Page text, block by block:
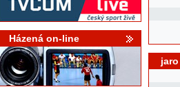
Házená on-line